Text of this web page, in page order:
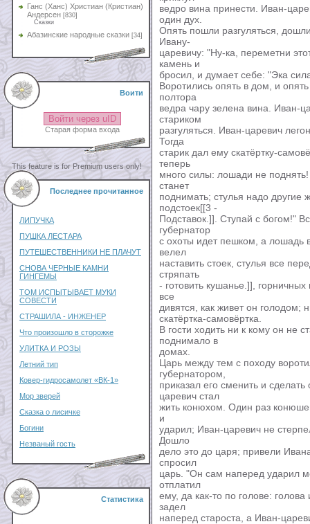
Ганс (Ханс) Христиан (Кристиан)
Андерсен [830]
Сказки
Абазинские народные сказки [34]
Воити
Войти через uID
Старая форма входа
This feature is for Premium users only!
Последнее прочитанное
ЛИПУЧКА
ПУШКА ЛЕСТАРА
ПУТЕШЕСТВЕННИКИ НЕ ПЛАЧУТ
СНОВА ЧЕРНЫЕ КАМНИ
ГИНГЕМЫ
ТОМ ИСПЫТЫВАЕТ МУКИ
СОВЕСТИ
СТРАШИЛА - ИНЖЕНЕР
Что произошло в сторожке
УЛИТКА И РОЗЫ
Летний тип
Ковер-гидросамолет «ВК-1»
Мор зверей
Сказка о лисичке
Богини
Незваный гость
Статистика
ведро вина принести. Иван-
один дух.
Опять пошли разгуляться,
Ивану-
царевичу: "Ну-ка, переметни
камень и
бросил, и думает себе: "Эка
Воротились опять в дом, и
полтора
ведра чару зелена вина. Иван-
стариком
разгуляться. Иван-царевич
Тогда
старик дал ему скатёртку-
теперь
много силы: лошади не
станет
поднимать; стулья надо
подстоек[[3 -
Подставок.]]. Ступай с богом!"
губернатор
с охоты идет пешком, а лошадь
велел
наставить стоек, стулья все
стряпать
- готовить кушанье.]],
все
дивятся, как живет он голодом;
скатёртка-самовёртка.
В гости ходить ни к кому он не
поднимало в
домах.
Царь между тем с походу
губернатором,
приказал его сменить и
царевич стал
жить конюхом. Один раз
и
ударил; Иван-царевич не
Дошло
дело это до царя; привели
спросил
царь. "Он сам наперед ударил
отплатил
ему, да как-то по голове:
задел
наперед староста, а Иван-